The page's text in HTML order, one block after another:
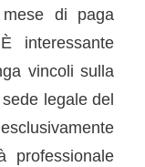
di paga
interessante
vincoli sulla
legale del
professionale